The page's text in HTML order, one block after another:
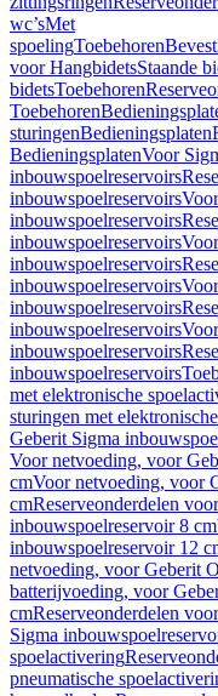
wc’sMet
spoelingToebehoren
voor HangbidetsStaande
bidetsToebehoren
Toebehoren
sturingenBedieningsplaten
BedieningsplatenVoor
inbouwspoelreservoirs
inbouwspoelreservoirs
inbouwspoelreservoirs
inbouwspoelreservoirs
inbouwspoelreservoirs
inbouwspoelreservoirs
inbouwspoelreservoirs
inbouwspoelreservoirs
inbouwspoelreservoirs
inbouwspoelreservoirs
met elektronische
sturingen met
Geberit Sigma
Voor netvoeding, voor
cmVoor netvoeding, voor
cmReserveonderdelen
inbouwspoelreservoir 8 cm
inbouwspoelreservoir 12
netvoeding, voor Geberit
batterijvoeding, voor
cmReserveonderdelen
Sigma
spoelactivering
pneumatische